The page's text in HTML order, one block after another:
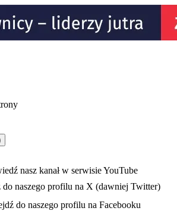
się w nowej karcie
otwiera się w nowej karcie
nasz kanał w serwisie YouTube
nowej karcie
do naszego profilu na X (dawniej Twitter)
- otwiera się w nowej karcie
do naszego profilu na Facebooku